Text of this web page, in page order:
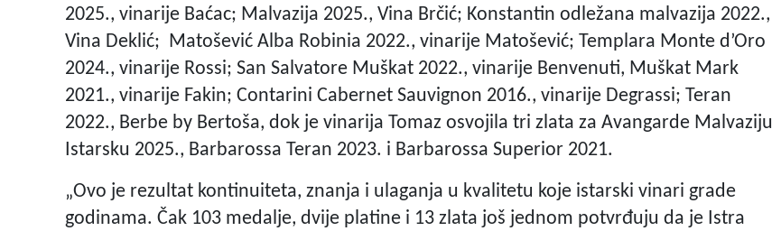
2025., vinarije Baćac; Malvazija 2025., Vina Brčić; Konstantin odležana malvazija 2022.,
Vina Deklić; Matošević Alba Robinia 2022., vinarije Matošević; Templara Monte d’Oro
2024., vinarije Rossi; San Salvatore Muškat 2022., vinarije Benvenuti, Muškat Mark
2021., vinarije Fakin; Contarini Cabernet Sauvignon 2016., vinarije Degrassi; Teran
2022., Berbe by Bertoša, dok je vinarija Tomaz osvojila tri zlata za Avangarde Malvaziju
Istarsku 2025., Barbarossa Teran 2023. i Barbarossa Superior 2021.
„Ovo je rezultat kontinuiteta, znanja i ulaganja u kvalitetu koje istarski vinari grade
godinama. Čak 103 medalje, dvije platine i 13 zlata još jednom potvrđuju da je Istra